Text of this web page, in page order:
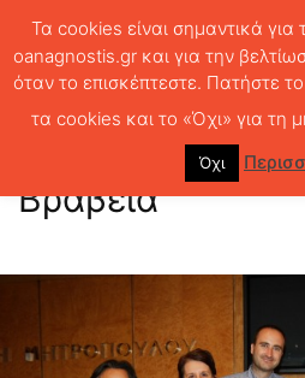
Βραβεία 2015
Βραβεία
Φωτό αμέσως
Βραβεία
Τα cookies είναι σημαντικά για
oanagnostis.gr και για την
όταν το επισκέπτεστε. Πατήστε
τα cookies και το «Όχι» για τη
Όχι